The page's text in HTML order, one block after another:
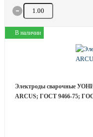
Количество товара
В наличии
Электроды сварочные
ARCUS; ГОСТ 9466-75;